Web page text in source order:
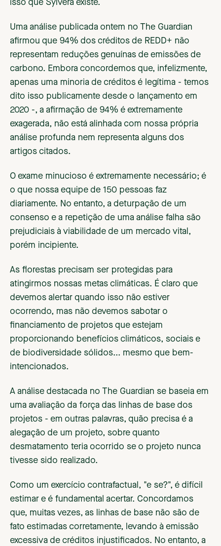
isso que Sylvera existe.
Uma análise publicada ontem no The Guardian
afirmou que 94% dos créditos de REDD+ não
representam reduções genuínas de emissões de
carbono. Embora concordemos que, infelizmente,
apenas uma minoria de créditos é legítima - temos
dito isso publicamente desde o lançamento em
2020 -, a afirmação de 94% é extremamente
exagerada, não está alinhada com nossa própria
análise profunda nem representa alguns dos
artigos citados.
O exame minucioso é extremamente necessário; é
o que nossa equipe de 150 pessoas faz
diariamente. No entanto, a deturpação de um
consenso e a repetição de uma análise falha são
prejudiciais à viabilidade de um mercado vital,
porém incipiente.
As florestas precisam ser protegidas para
atingirmos nossas metas climáticas. É claro que
devemos alertar quando isso não estiver
ocorrendo, mas não devemos sabotar o
financiamento de projetos que estejam
proporcionando benefícios climáticos, sociais e
de biodiversidade sólidos... mesmo que bem-
intencionados.
A análise destacada no The Guardian se baseia em
uma avaliação da força das linhas de base dos
projetos - em outras palavras, quão precisa é a
alegação de um projeto, sobre quanto
desmatamento teria ocorrido se o projeto nunca
tivesse sido realizado.
Como um exercício contrafactual, "e se?", é difícil
estimar e é fundamental acertar. Concordamos
que, muitas vezes, as linhas de base não são de
fato estimadas corretamente, levando à emissão
excessiva de créditos injustificados. No entanto, a